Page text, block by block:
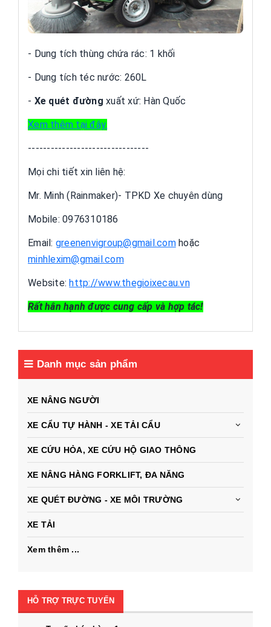
- Dung tích thùng chứa rác: 1 khối
- Dung tích téc nước: 260L
- Xe quét đường xuất xứ: Hàn Quốc
Xem thêm tại đây.
--------------------------------
Mọi chi tiết xin liên hệ:
Mr. Minh (Rainmaker)- TPKD Xe chuyên dùng
Mobile: 0976310186
Email: greenenvigroup@gmail.comhoặc
minhlexim@gmail.com
Website:http://www.thegioixecau.vn
Rất hân hạnh được cung cấp và hợp tác!
Danh mục sản phẩm
XE NÂNG NGƯỜI
XE CẨU TỰ HÀNH - XE TẢI CẨU
XE CỨU HỎA, XE CỨU HỘ GIAO THÔNG
XE NÂNG HÀNG FORKLIFT, ĐA NĂNG
XE QUÉT ĐƯỜNG - XE MÔI TRƯỜNG
XE TẢI
Xem thêm ...
HỖ TRỢ TRỰC TUYẾN